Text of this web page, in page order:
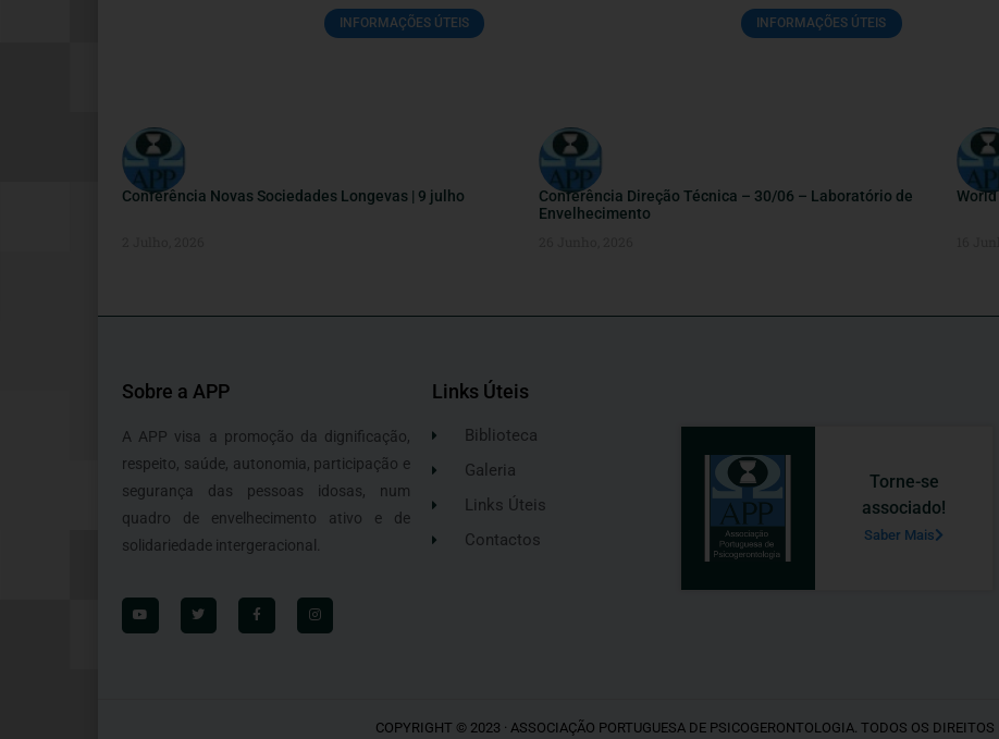
INFORMAÇÕES ÚTEIS
Conferência Novas Sociedades Longevas | 9 julho
INFORMAÇÕES ÚTEIS
Conferência Direção Técnica – 30/06 – Laboratório de
Envelhecimento
Sobre a APP
A APP visa a promoção da dignificação,
respeito, saúde, autonomia, participação e
segurança das pessoas idosas, num
quadro de envelhecimento ativo e de
solidariedade intergeracional.
Links Úteis
Biblioteca
Galeria
Links Úteis
Contactos
Torne-se
associado!
Saber Mais
COPYRIGHT © 2023 · ASSOCIAÇÃO PORTUGUESA DE PSICOGERONTOLOGIA. TODOS OS DIREITOS